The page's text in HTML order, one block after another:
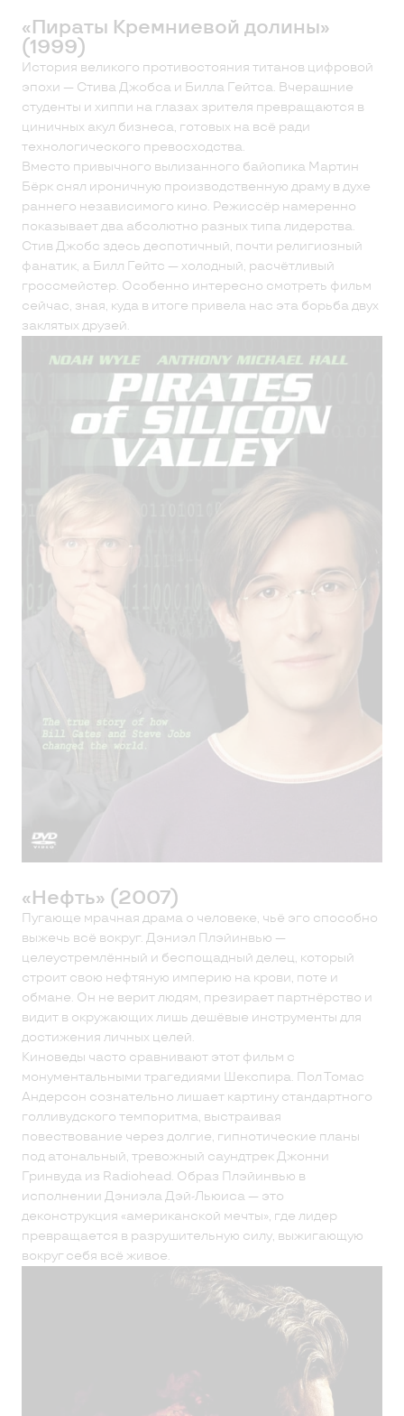
«Пираты Кремниевой долины»
(1999)
История великого противостояния титанов цифровой
эпохи — Стива Джобса и Билла Гейтса. Вчерашние
студенты и хиппи на глазах зрителя превращаются в
циничных акул бизнеса, готовых на всё ради
технологического превосходства.
Вместо привычного вылизанного байопика Мартин
Бёрк снял ироничную производственную драму в духе
раннего независимого кино. Режиссёр намеренно
показывает два абсолютно разных типа лидерства.
Стив Джобс здесь деспотичный, почти религиозный
фанатик, а Билл Гейтс — холодный, расчётливый
гроссмейстер. Особенно интересно смотреть фильм
сейчас, зная, куда в итоге привела нас эта борьба двух
заклятых друзей.
«Нефть» (2007)
Пугающе мрачная драма о человеке, чьё эго способно
выжечь всё вокруг. Дэниэл Плэйинвью —
целеустремлённый и беспощадный делец, который
строит свою нефтяную империю на крови, поте и
обмане. Он не верит людям, презирает партнёрство и
видит в окружающих лишь дешёвые инструменты для
достижения личных целей.
Киноведы часто сравнивают этот фильм с
монументальными трагедиями Шекспира. Пол Томас
Андерсон сознательно лишает картину стандартного
голливудского темпоритма, выстраивая
повествование через долгие, гипнотические планы
под атональный, тревожный саундтрек Джонни
Гринвуда из Radiohead. Образ Плэйинвью в
исполнении Дэниэла Дэй-Льюиса — это
деконструкция «американской мечты», где лидер
превращается в разрушительную силу, выжигающую
вокруг себя всё живое.